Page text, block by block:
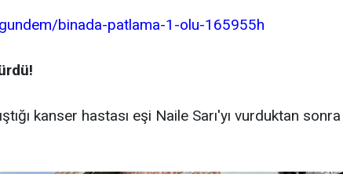
binada-patlama-1-olu-165955h
kanser hastası eşi Naile Sarı'yı vurduktan sonra